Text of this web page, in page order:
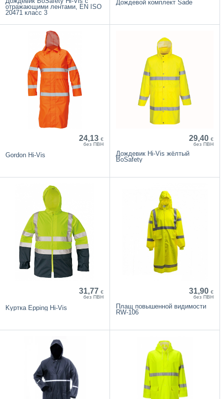
отражающими лентами, EN ISO
20471 класс 3
Дождевой комплект Sade
24,13 €
без ПВН
Gordon Hi-Vis
29,40 €
без ПВН
Дождевик Hi-Vis жёлтый
BoSafety
31,77 €
без ПВН
Kуртка Epping Hi-Vis
31,90 €
без ПВН
Плащ повышенной видимости
RW-106